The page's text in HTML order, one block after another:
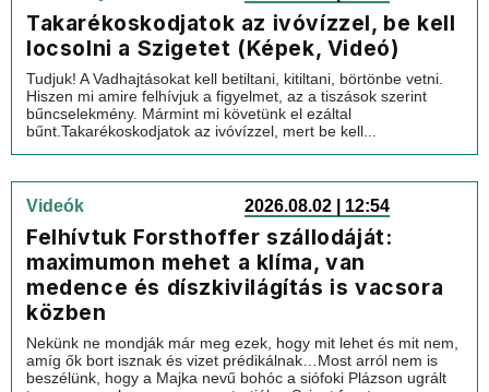
Takarékoskodjatok az ivóvízzel, be kell
locsolni a Szigetet (Képek, Videó)
Tudjuk! A Vadhajtásokat kell betiltani, kitiltani, börtönbe vetni.
Hiszen mi amire felhívjuk a figyelmet, az a tiszások szerint
bűncselekmény. Mármint mi követünk el ezáltal
bűnt.Takarékoskodjatok az ivóvízzel, mert be kell...
Videók 2026.08.02 | 12:54
Felhívtuk Forsthoffer szállodáját:
maximumon mehet a klíma, van
medence és díszkivilágítás is vacsora
közben
Nekünk ne mondják már meg ezek, hogy mit lehet és mit nem,
amíg ők bort isznak és vizet prédikálnak…Most arról nem is
beszélünk, hogy a Majka nevű bohóc a siófoki Plázson ugrált